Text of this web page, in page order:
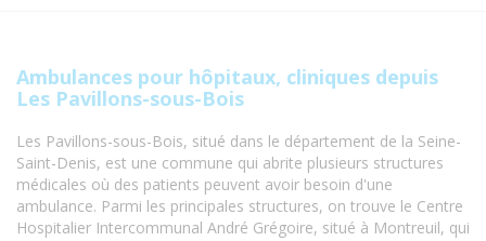
Ambulances pour hôpitaux, cliniques depuis
Les Pavillons-sous-Bois
Les Pavillons-sous-Bois, situé dans le département de la Seine-
Saint-Denis, est une commune qui abrite plusieurs structures
médicales où des patients peuvent avoir besoin d'une
ambulance. Parmi les principales structures, on trouve le Centre
Hospitalier Intercommunal André Grégoire, situé à Montreuil, qui